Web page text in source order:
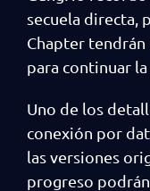
secuela directa,
Chapter tendrán
para continuar la
Uno de los
conexión por
las versiones
progreso podrán